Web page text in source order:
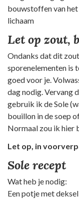
bouwstoffen van
lichaam
Let op zout,
Ondanks dat dit
sporenelementen is
goed voor je.
dag nodig. Vervang
gebruik ik de Sole
bouillon in de soep
Normaal zou ik hier
Let op, in
Sole recept
Wat heb je nodig:
Een potje met